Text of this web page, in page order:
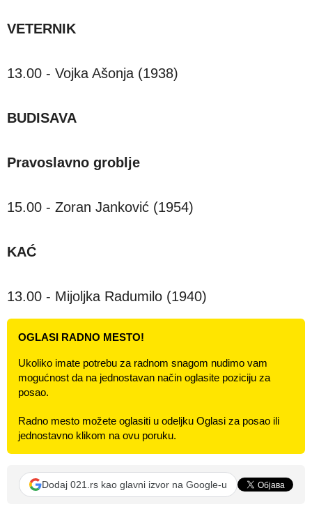
VETERNIK
13.00 - Vojka Ašonja (1938)
BUDISAVA
Pravoslavno groblje
15.00 - Zoran Janković (1954)
KAĆ
13.00 - Mijoljka Radumilo (1940)
OGLASI RADNO MESTO!
Ukoliko imate potrebu za radnom snagom nudimo vam
mogućnost da na jednostavan način oglasite poziciju za
posao.
Radno mesto možete oglasiti u odeljku Oglasi za posao ili
jednostavno klikom na ovu poruku.
Dodaj 021.rs kao glavni izvor na Google-u